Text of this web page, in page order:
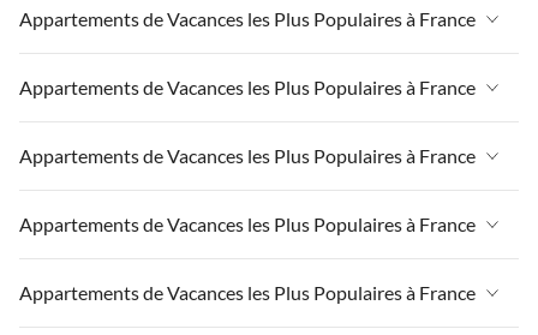
Appartements de Vacances les Plus Populaires à France
Appartements de Vacances à France
Appartements de Vacances à Paris-Ile de France
Appartements de Vacances à Paris
Appartements de Vacances à Côte atlantique
Appartements de Vacances à la Normandie
Appartements de Vacances les Plus Populaires à France
Appartements de Vacances à France
Appartements de Vacances à Paris-Ile de France
Appartements de Vacances à Paris
Appartements de Vacances à Côte atlantique
Appartements de Vacances les Plus Populaires à France
Appartements de Vacances à France
Appartements de Vacances à Paris-Ile de France
Appartements de Vacances à Paris
Appartements de Vacances les Plus Populaires à France
Appartements de Vacances à France
Appartements de Vacances les Plus Populaires à France